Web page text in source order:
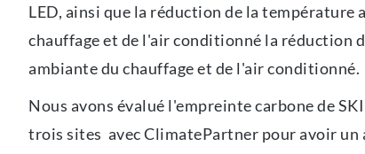
LED, ainsi que la réduction de la température
chauffage et de l'air conditionné la réduction
ambiante du chauffage et de l'air conditionné.
Nous avons évalué l'empreinte carbone de
trois sites avec ClimatePartner pour avoir un